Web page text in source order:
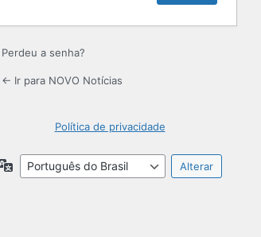
Perdeu a senha?
← Ir para NOVO Notícias
Política de privacidade
Idioma